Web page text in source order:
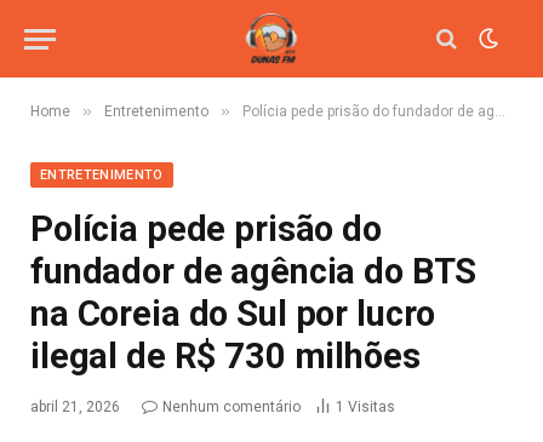
Home » Entretenimento » Polícia pede prisão do fundador de agência do BTS na Coreia do Sul por lucro ilegal de R$ 730 milhões
ENTRETENIMENTO
Polícia pede prisão do
fundador de agência do BTS
na Coreia do Sul por lucro
ilegal de R$ 730 milhões
abril 21, 2026 Nenhum comentário 1 Visitas